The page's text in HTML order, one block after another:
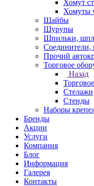
Хомут
Хомуты
Шайбы
Шурупы
Шпильки,
Соединители,
Прочий
Торговое
Назад
Стелажи
Стенды
Наборы
Бренды
Акции
Услуги
Компания
Блог
Информация
Галерея
Контакты